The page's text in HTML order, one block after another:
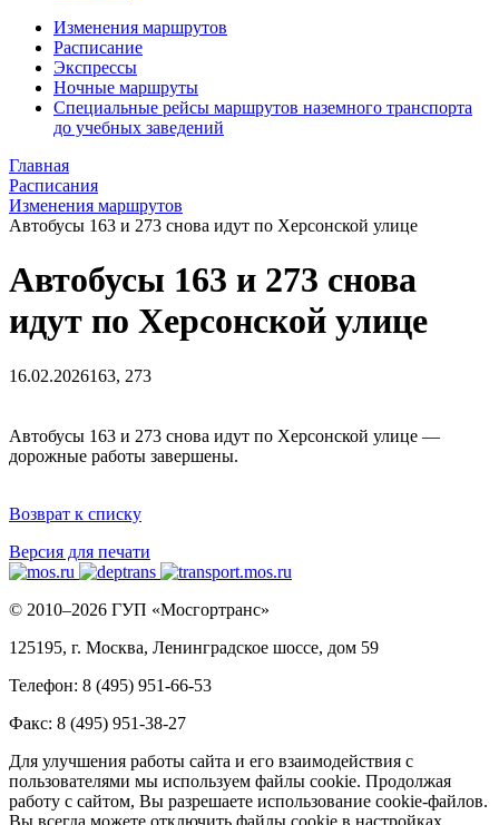
Изменения маршрутов
Расписание
Экспрессы
Ночные маршруты
Специальные рейсы маршрутов наземного транспорта
до учебных заведений
Главная
Расписания
Изменения маршрутов
Автобусы 163 и 273 снова идут по Херсонской улице
Автобусы 163 и 273 снова
идут по Херсонской улице
16.02.2026163, 273
Автобусы 163 и 273 снова идут по Херсонской улице —
дорожные работы завершены.
Возврат к списку
Версия для печати
© 2010–2026 ГУП «Мосгортранс»
125195, г. Москва, Ленинградское шоссе, дом 59
Телефон: 8 (495) 951-66-53
Факс: 8 (495) 951-38-27
Для улучшения работы сайта и его взаимодействия с
пользователями мы используем файлы cookie. Продолжая
работу с сайтом, Вы разрешаете использование cookie-файлов.
Вы всегда можете отключить файлы cookie в настройках